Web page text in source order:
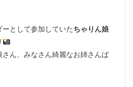
として参加していたちゃりん娘
ん、みなさん綺麗なお姉さんば